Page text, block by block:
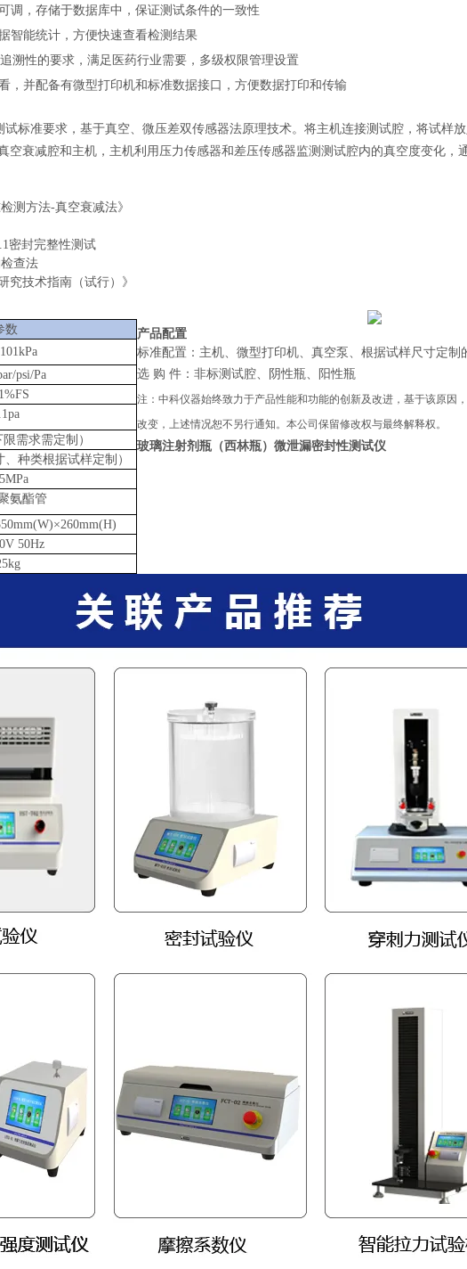
调，存储于数据库中，保证测试条件的一致性
智能统计，方便快速查看检测结果
溯性的要求，满足医药行业需要，多级权限管理设置
，并配备有微型打印机和标准数据接口，方便数据打印和传输
试标准要求，基于真空、微压差双传感器法原理技术。将主机连接测试腔，将试样
空衰减腔和主机，主机利用压力传感器和差压传感器监测测试腔内的真空度变化，
测方法-真空衰减法》
密封完整性测试
查法
究技术指南（试行）》
数
101kPa
psi/Pa
需求需定制）
种类根据试样定制）
氨酯管
50Hz
产品配置
标准配置：主机、微型打印机、真空泵、根据试样尺寸定制
选 购 件：非标测试腔、阴性瓶、阳性瓶
注：中科仪器始终致力于产品性能和功能的创新及改进，基于该原因
改变，上述情况恕不另行通知。本公司保留修改权与最终解释权。
玻璃注射剂瓶（西林瓶）微泄漏密封性测试仪